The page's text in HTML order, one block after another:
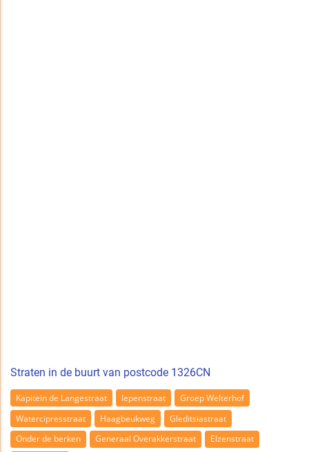
Straten in de buurt van postcode 1326CN
Kapitein de Langestraat Iepenstraat
Groep Welterhof
Watercipresstraat
Haagbeukweg
Gleditsiastraat
Onder de berken
Generaal Overakkerstraat
Elzenstraat